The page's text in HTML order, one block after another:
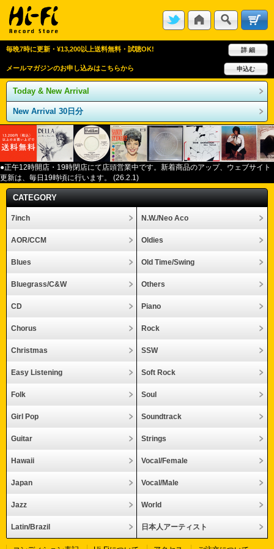
毎晩7時に更新・¥13,200以上送料無料・試聴OK! 詳 細
メールマガジンのお申し込みはこちらから 申込む
Today & New Arrival
New Arrival 30日分
●正午12時開店・ 19時閉店にて店頭営業中です。新着商品のアップ、ウェブサイト
更新は、毎日 19時頃に行います。 (26.2.1)
CATEGORY
7inch N.W./Neo Aco
AOR/CCM Oldies
Blues Old Time/Swing
Bluegrass/C&W Others
CD Piano
Chorus Rock
Christmas SSW
Easy Listening Soft Rock
Folk Soul
Girl Pop Soundtrack
Guitar Strings
Hawaii Vocal/Female
Japan Vocal/Male
Jazz World
Latin/Brazil 日本人アーティスト